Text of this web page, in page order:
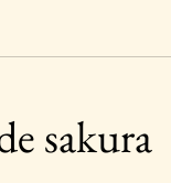
sakura